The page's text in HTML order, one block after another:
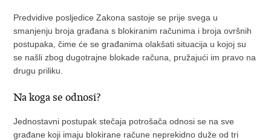
Predvidive posljedice Zakona sastoje se prije svega u
smanjenju broja građana s blokiranim računima i broja ovršnih
postupaka, čime će se građanima olakšati situacija u kojoj su
se našli zbog dugotrajne blokade računa, pružajući im pravo na
drugu priliku.
Na koga se odnosi?
Jednostavni postupak stečaja potrošača odnosi se na sve
građane koji imaju blokirane račune neprekidno duže od tri